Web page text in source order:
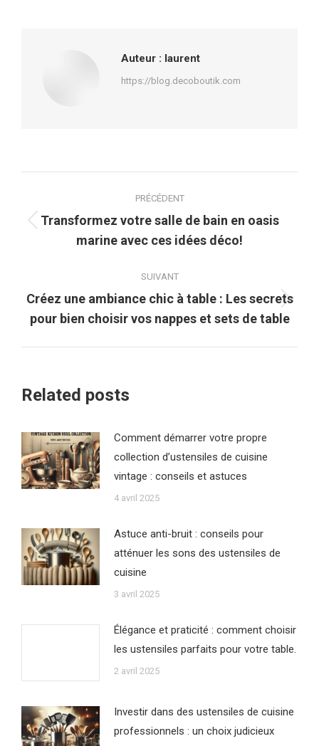
Auteur : laurent
https://blog.decoboutik.com
article
PRÉCÉDENT
Article
précédent
Transformez votre salle de bain en oasis
marine avec ces idées déco!
SUIVANT
Article
suivant
:
Créez une ambiance chic à table : Les secrets
pour bien choisir vos nappes et sets de table
Related posts
Comment démarrer votre propre
collection d’ustensiles de cuisine
vintage : conseils et astuces
4 avril 2025
Astuce anti-bruit : conseils pour
atténuer les sons des ustensiles de
cuisine
3 avril 2025
Élégance et praticité : comment choisir
les ustensiles parfaits pour votre table.
2 avril 2025
Investir dans des ustensiles de cuisine
professionnels : un choix judicieux